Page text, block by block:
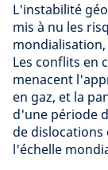
L'instabilité
mis à nu les
Les conflits en
menacent
en gaz, et la
d'une période
de
l'échelle